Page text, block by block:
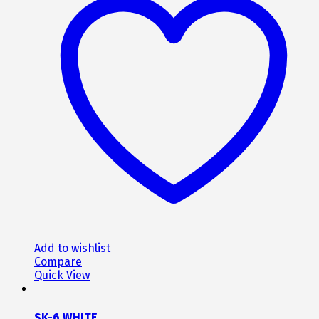
πολλαπλές
παραλλαγές.
Οι
επιλογές
μπορούν
να
επιλεγούν
στη
σελίδα
του
προϊόντος
Add to wishlist
Compare
Quick View